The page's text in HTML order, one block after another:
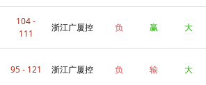
股
104 -
111
浙江广厦控
股
负 赢 大
95 - 121 浙江广厦控 负 输 大